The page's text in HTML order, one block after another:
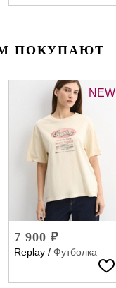
ПОКУПАЮТ
NEW
7 900 ₽
Replay / Футболка